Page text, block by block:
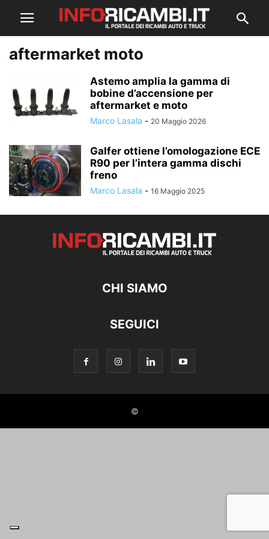
aftermarket moto
Astemo amplia la gamma di
bobine d’accensione per
aftermarket e moto
Marco Lasala - 20 Maggio 2026
Galfer ottiene l’omologazione ECE
R90 per l’intera gamma dischi
freno
Marco Lasala - 16 Maggio 2025
CHI SIAMO
SEGUICI
©